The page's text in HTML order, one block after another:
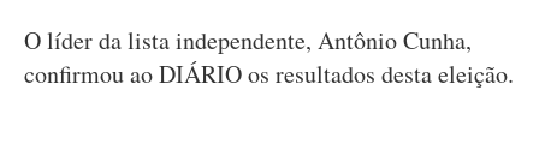
O líder da lista independente, Antônio Cunha,
confirmou ao DIÁRIO os resultados desta eleição.